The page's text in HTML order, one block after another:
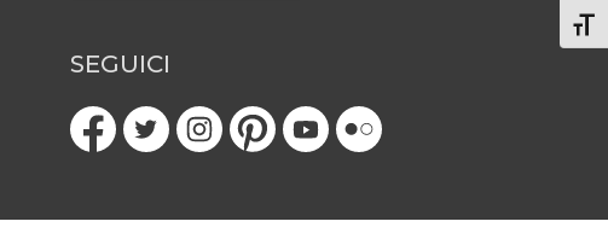
SEGUICI